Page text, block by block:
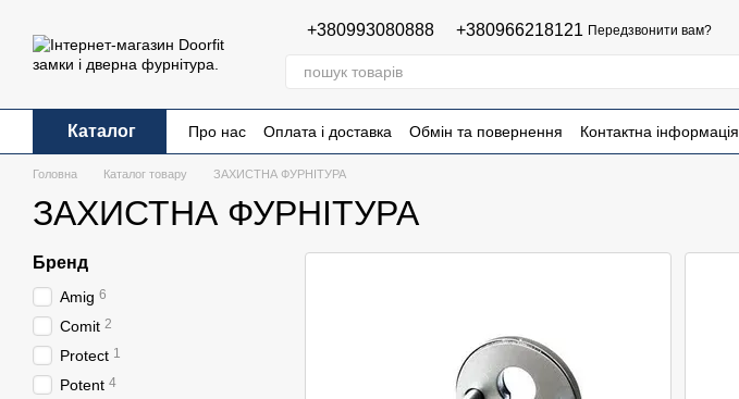
+380993080888 +380966218121 Передзвонити вам?
Каталог Про нас Оплата і доставка Обмін та повернення Контактна інформація
Публічна оферта
Головна Каталог товару ЗАХИСТНА ФУРНІТУРА
ЗАХИСТНА ФУРНІТУРА
Бренд
Amig 6
Comit 2
Protect 1
Potent 4